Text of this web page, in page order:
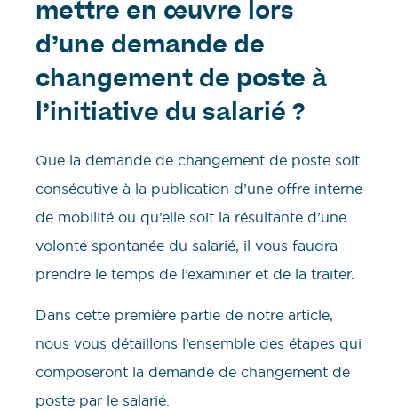
mettre en œuvre lors
d’une demande de
changement de poste à
l’initiative du salarié ?
Que la demande de changement de poste soit
consécutive à la publication d’une offre interne
de mobilité ou qu’elle soit la résultante d’une
volonté spontanée du salarié, il vous faudra
prendre le temps de l’examiner et de la traiter.
Dans cette première partie de notre article,
nous vous détaillons l’ensemble des étapes qui
composeront la demande de changement de
poste par le salarié.